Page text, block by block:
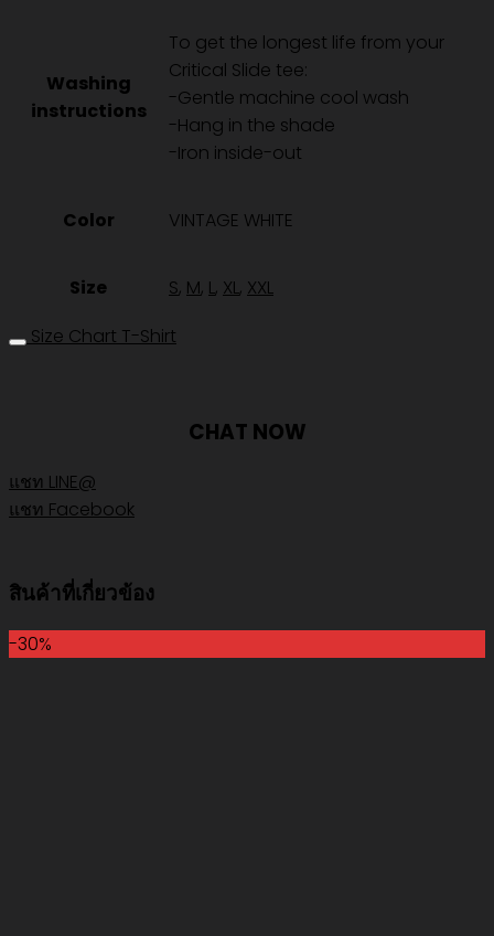
Washing
instructions
To get the longest life from your
Critical Slide tee:
-Gentle machine cool wash
-Hang in the shade
-Iron inside-out
Color VINTAGE WHITE
Size S, M, L, XL, XXL
Size Chart T-Shirt
CHAT NOW
แชท LINE@
แชท Facebook
สินค้าที่เกี่ยวข้อง
-30%